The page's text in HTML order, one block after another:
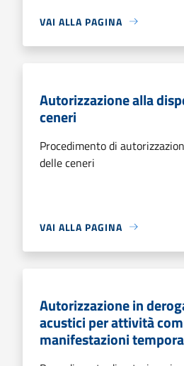
VAI ALLA PAGINA
Autorizzazione alla
ceneri
Procedimento di
delle ceneri
VAI ALLA PAGINA
Autorizzazione in
acustici per attività
manifestazioni